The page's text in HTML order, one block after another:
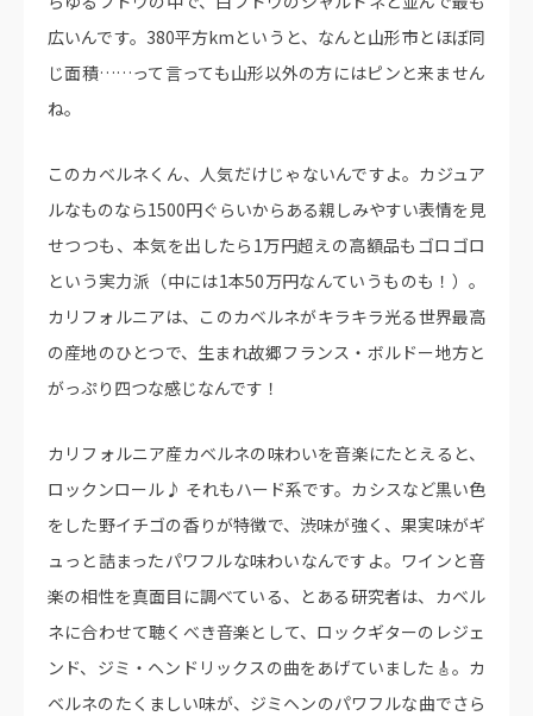
広いんです。380平方kmというと、なんと山形市とほぼ同
じ面積……って言っても山形以外の方にはピンと来ません
ね。
このカベルネくん、人気だけじゃないんですよ。カジュア
ルなものなら1500円ぐらいからある親しみやすい表情を見
せつつも、本気を出したら1万円超えの高額品もゴロゴロ
という実力派（中には1本50万円なんていうものも！）。
カリフォルニアは、このカベルネがキラキラ光る世界最高
の産地のひとつで、生まれ故郷フランス・ボルドー地方と
がっぷり四つな感じなんです！
カリフォルニア産カベルネの味わいを音楽にたとえると、
ロックンロール♪ それもハード系です。カシスなど黒い色
をした野イチゴの香りが特徴で、渋味が強く、果実味がギ
ュっと詰まったパワフルな味わいなんですよ。ワインと音
楽の相性を真面目に調べている、とある研究者は、カベル
ネに合わせて聴くべき音楽として、ロックギターのレジェ
ンド、ジミ・ヘンドリックスの曲をあげていました🎸。カ
ベルネのたくましい味が、ジミヘンのパワフルな曲でさら